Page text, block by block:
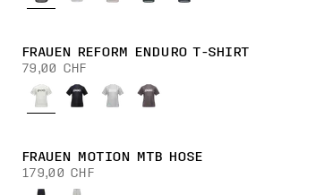
FRAUEN REFORM ENDURO T-SHIRT
79,00 CHF
FRAUEN MOTION MTB HOSE
179,00 CHF